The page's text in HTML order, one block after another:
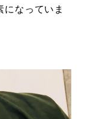
なっていま